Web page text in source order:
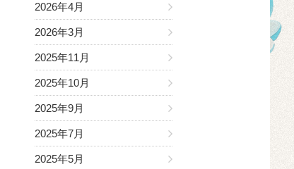
2026年4月
2026年3月
2025年11月
2025年10月
2025年9月
2025年7月
2025年5月